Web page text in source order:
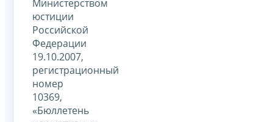
Министерством
юстиции
Российской
Федерации
19.10.2007,
регистрационный
номер
10369,
«Бюллетень